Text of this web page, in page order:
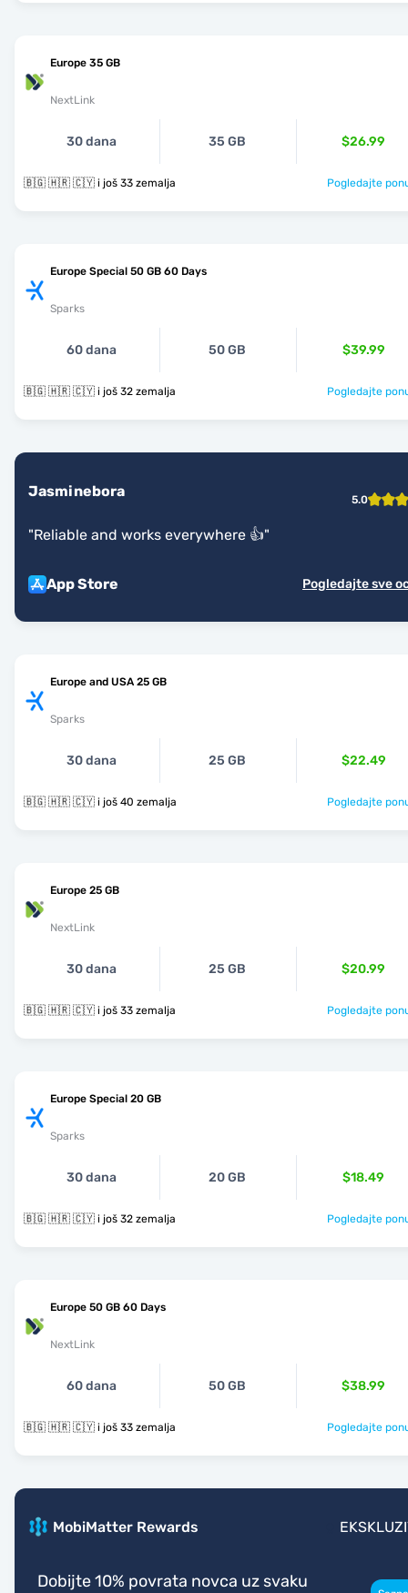
Europe 35 GB
NextLink
30 dana 35 GB $26.99
🇧🇬 🇭🇷 🇨🇾 i još 33 zemalja Pogledajte
Europe Special 50 GB 60 Days
Sparks
60 dana 50 GB $39.99
🇧🇬 🇭🇷 🇨🇾 i još 32 zemalja Pogledajte
Jasminebora 5.0
"Reliable and works everywhere 👍"
App Store Pogledajte sve
Europe and USA 25 GB
Sparks
30 dana 25 GB $22.49
🇧🇬 🇭🇷 🇨🇾 i još 40 zemalja Pogledajte
Europe 25 GB
NextLink
30 dana 25 GB $20.99
🇧🇬 🇭🇷 🇨🇾 i još 33 zemalja Pogledajte
Europe Special 20 GB
Sparks
30 dana 20 GB $18.49
🇧🇬 🇭🇷 🇨🇾 i još 32 zemalja Pogledajte
Europe 50 GB 60 Days
NextLink
60 dana 50 GB $38.99
🇧🇬 🇭🇷 🇨🇾 i još 33 zemalja Pogledajte
MobiMatter Rewards
Dobijte 10% povrata novca uz svaku